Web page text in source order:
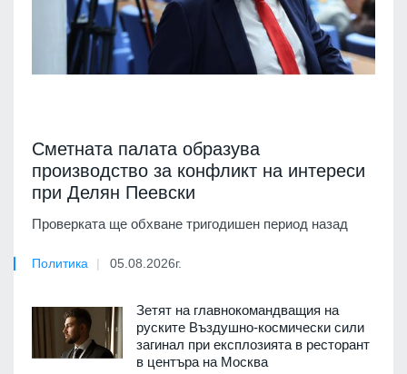
Сметната палата образува
производство за конфликт на интереси
при Делян Пеевски
Проверката ще обхване тригодишен период назад
Политика 05.08.2026г.
Зетят на главнокомандващия на
руските Въздушно-космически сили
загинал при експлозията в ресторант
в центъра на Москва